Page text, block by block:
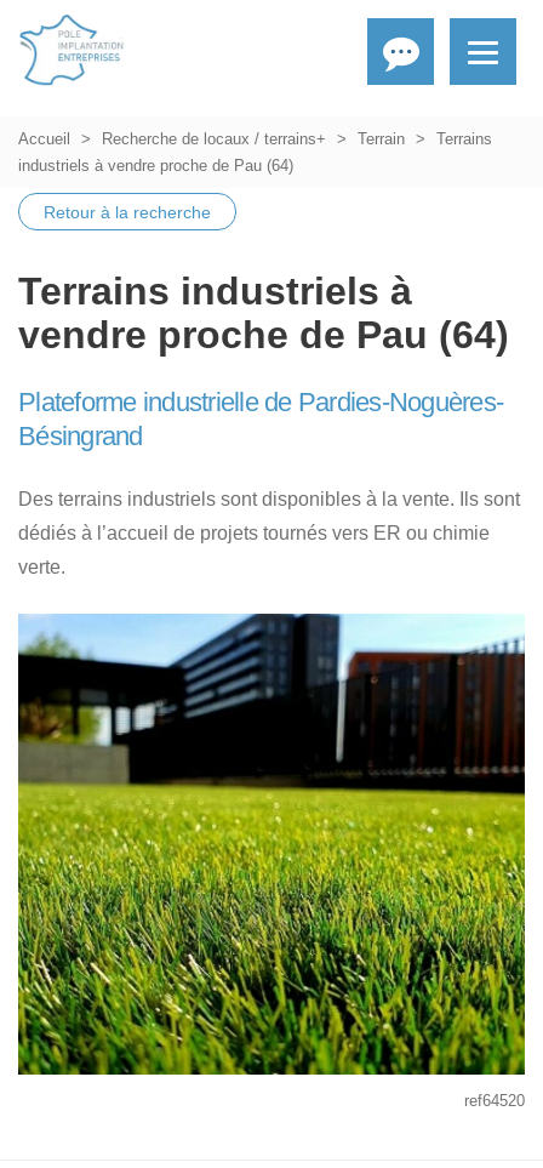
Accueil Recherche de locaux / terrains+ Terrain
Terrains
industriels à vendre proche de Pau (64)
Retour à la recherche
Terrains industriels à
vendre proche de Pau (64)
Plateforme industrielle de Pardies-Noguères-
Bésingrand
Des terrains industriels sont disponibles à la vente. Ils sont
dédiés à l’accueil de projets tournés vers ER ou chimie
verte.
ref64520